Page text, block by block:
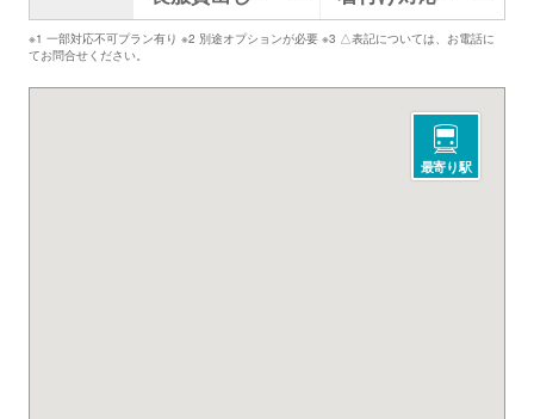
※1 一部対応不可プラン有り ※2 別途オプションが必要 ※3 △表記については、お電話に
てお問合せください。
最寄り駅